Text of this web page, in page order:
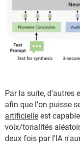
Par la suite, d'autres
afin que l'on puisse
artificielle est
voix/tonalités
deux fois par l'IA